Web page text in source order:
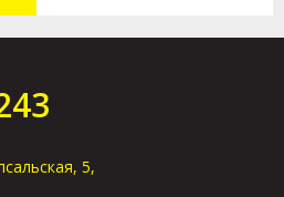
Как получить груз
5,